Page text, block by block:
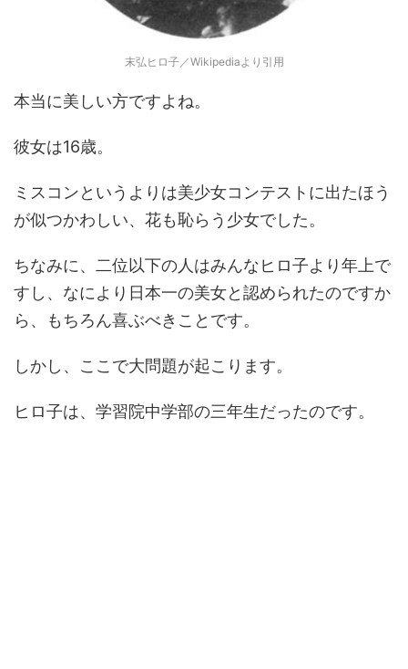
末弘ヒロ子／Wikipediaより引用
本当に美しい方ですよね。
彼女は16歳。
ミスコンというよりは美少女コンテストに出たほう
が似つかわしい、花も恥らう少女でした。
ちなみに、二位以下の人はみんなヒロ子より年上で
すし、なにより日本一の美女と認められたのですか
ら、もちろん喜ぶべきことです。
しかし、ここで大問題が起こります。
ヒロ子は、学習院中学部の三年生だったのです。